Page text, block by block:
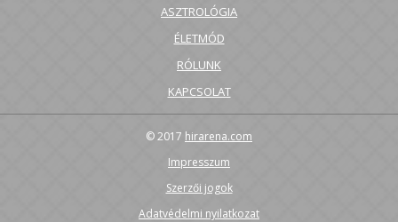
ASZTROLÓGIA
ÉLETMÓD
RÓLUNK
KAPCSOLAT
© 2017 hirarena.com
Impresszum
Szerzői jogok
Adatvédelmi nyilatkozat